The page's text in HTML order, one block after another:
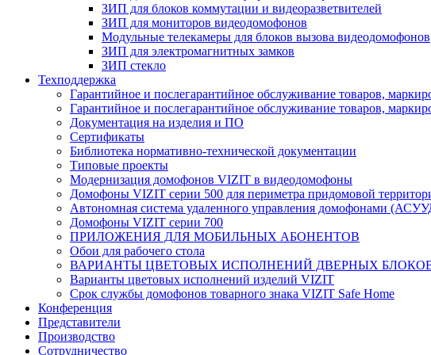
ЗИП для блоков коммутации и видеоразветвителей
ЗИП для мониторов видеодомофонов
Модульные телекамеры для блоков вызова видеодомофонов
ЗИП для электромагнитных замков
ЗИП стекло
Техподдержка
Гарантийное и послегарантийное обслуживание товаров,
Гарантийное и послегарантийное обслуживание товаров,
Документация на изделия и ПО
Сертификаты
Библиотека нормативно-технической документации
Типовые проекты
Модернизация домофонов VIZIT в видеодомофоны
Домофоны VIZIT серии 500 для периметра придомовой
Автономная система удаленного управления домофонами
Домофоны VIZIT серии 700
ПРИЛОЖЕНИЯ ДЛЯ МОБИЛЬНЫХ АБОНЕНТОВ
Обои для рабочего стола
ВАРИАНТЫ ЦВЕТОВЫХ ИСПОЛНЕНИЙ ДВЕРНЫХ БЛОКОВ
Варианты цветовых исполнений изделий VIZIT
Срок службы домофонов товарного знака VIZIT Safe Home
Конференция
Представители
Производство
Сотрудничество